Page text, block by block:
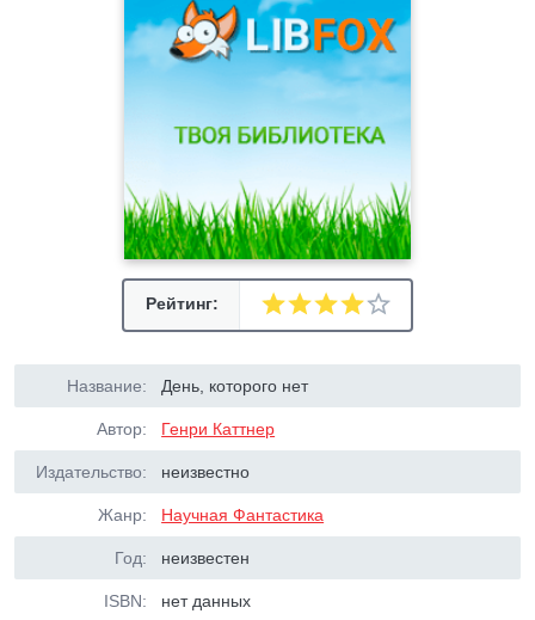
Рейтинг:
Название: День, которого нет
Автор: Генри Каттнер
Издательство: неизвестно
Жанр: Научная Фантастика
Год: неизвестен
ISBN: нет данных